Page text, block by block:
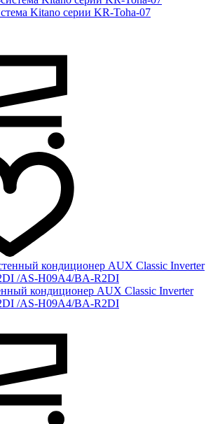
Kitano серии KR-Toha-07
кондиционер AUX Сlassic Inverter
/AS-H09A4/BA-R2DI